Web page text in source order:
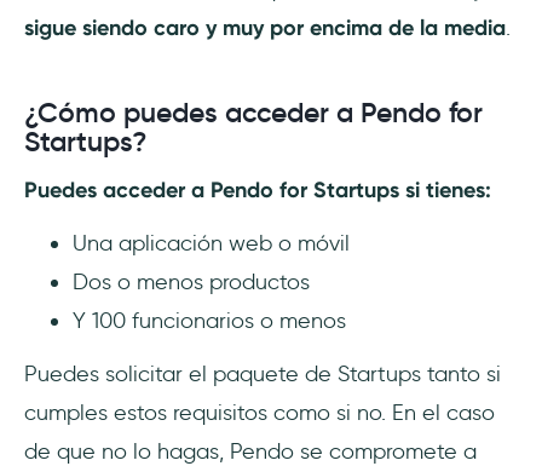
sigue siendo caro y muy por encima de la media.
¿Cómo puedes acceder a Pendo for
Startups?
Puedes acceder a Pendo for Startups si tienes:
Una aplicación web o móvil
Dos o menos productos
Y 100 funcionarios o menos
Puedes solicitar el paquete de Startups tanto si
cumples estos requisitos como si no. En el caso
de que no lo hagas, Pendo se compromete a